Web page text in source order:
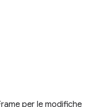
per le modifiche